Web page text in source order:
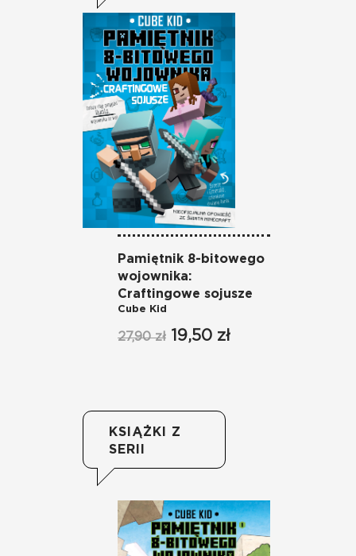
Pamiętnik 8-bitowego
wojownika:
Craftingowe sojusze
Cube Kid
27,90 zł 19,50 zł
KSIĄŻKI Z
SERII